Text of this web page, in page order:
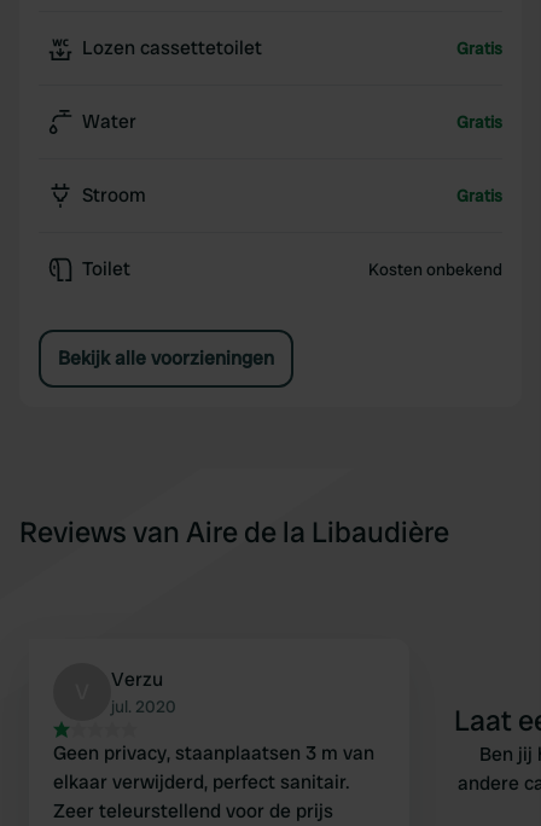
Lozen cassettetoilet Gratis
Water Gratis
Stroom Gratis
Toilet Kosten onbekend
Bekijk alle voorzieningen
Reviews van Aire de la Libaudière
Verzu
jul. 2020
Geen privacy, staanplaatsen 3 m van
elkaar verwijderd, perfect sanitair.
Zeer teleurstellend voor de prijs
Laat
Ben jij
andere